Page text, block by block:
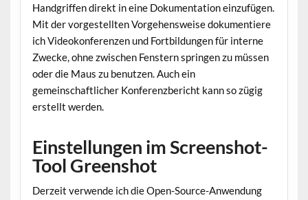
Handgriffen direkt in eine Dokumentation einzufügen.
Mit der vorgestellten Vorgehensweise dokumentiere
ich Videokonferenzen und Fortbildungen für interne
Zwecke, ohne zwischen Fenstern springen zu müssen
oder die Maus zu benutzen. Auch ein
gemeinschaftlicher Konferenzbericht kann so zügig
erstellt werden.
Einstellungen im Screenshot-
Tool Greenshot
Derzeit verwende ich die Open-Source-Anwendung